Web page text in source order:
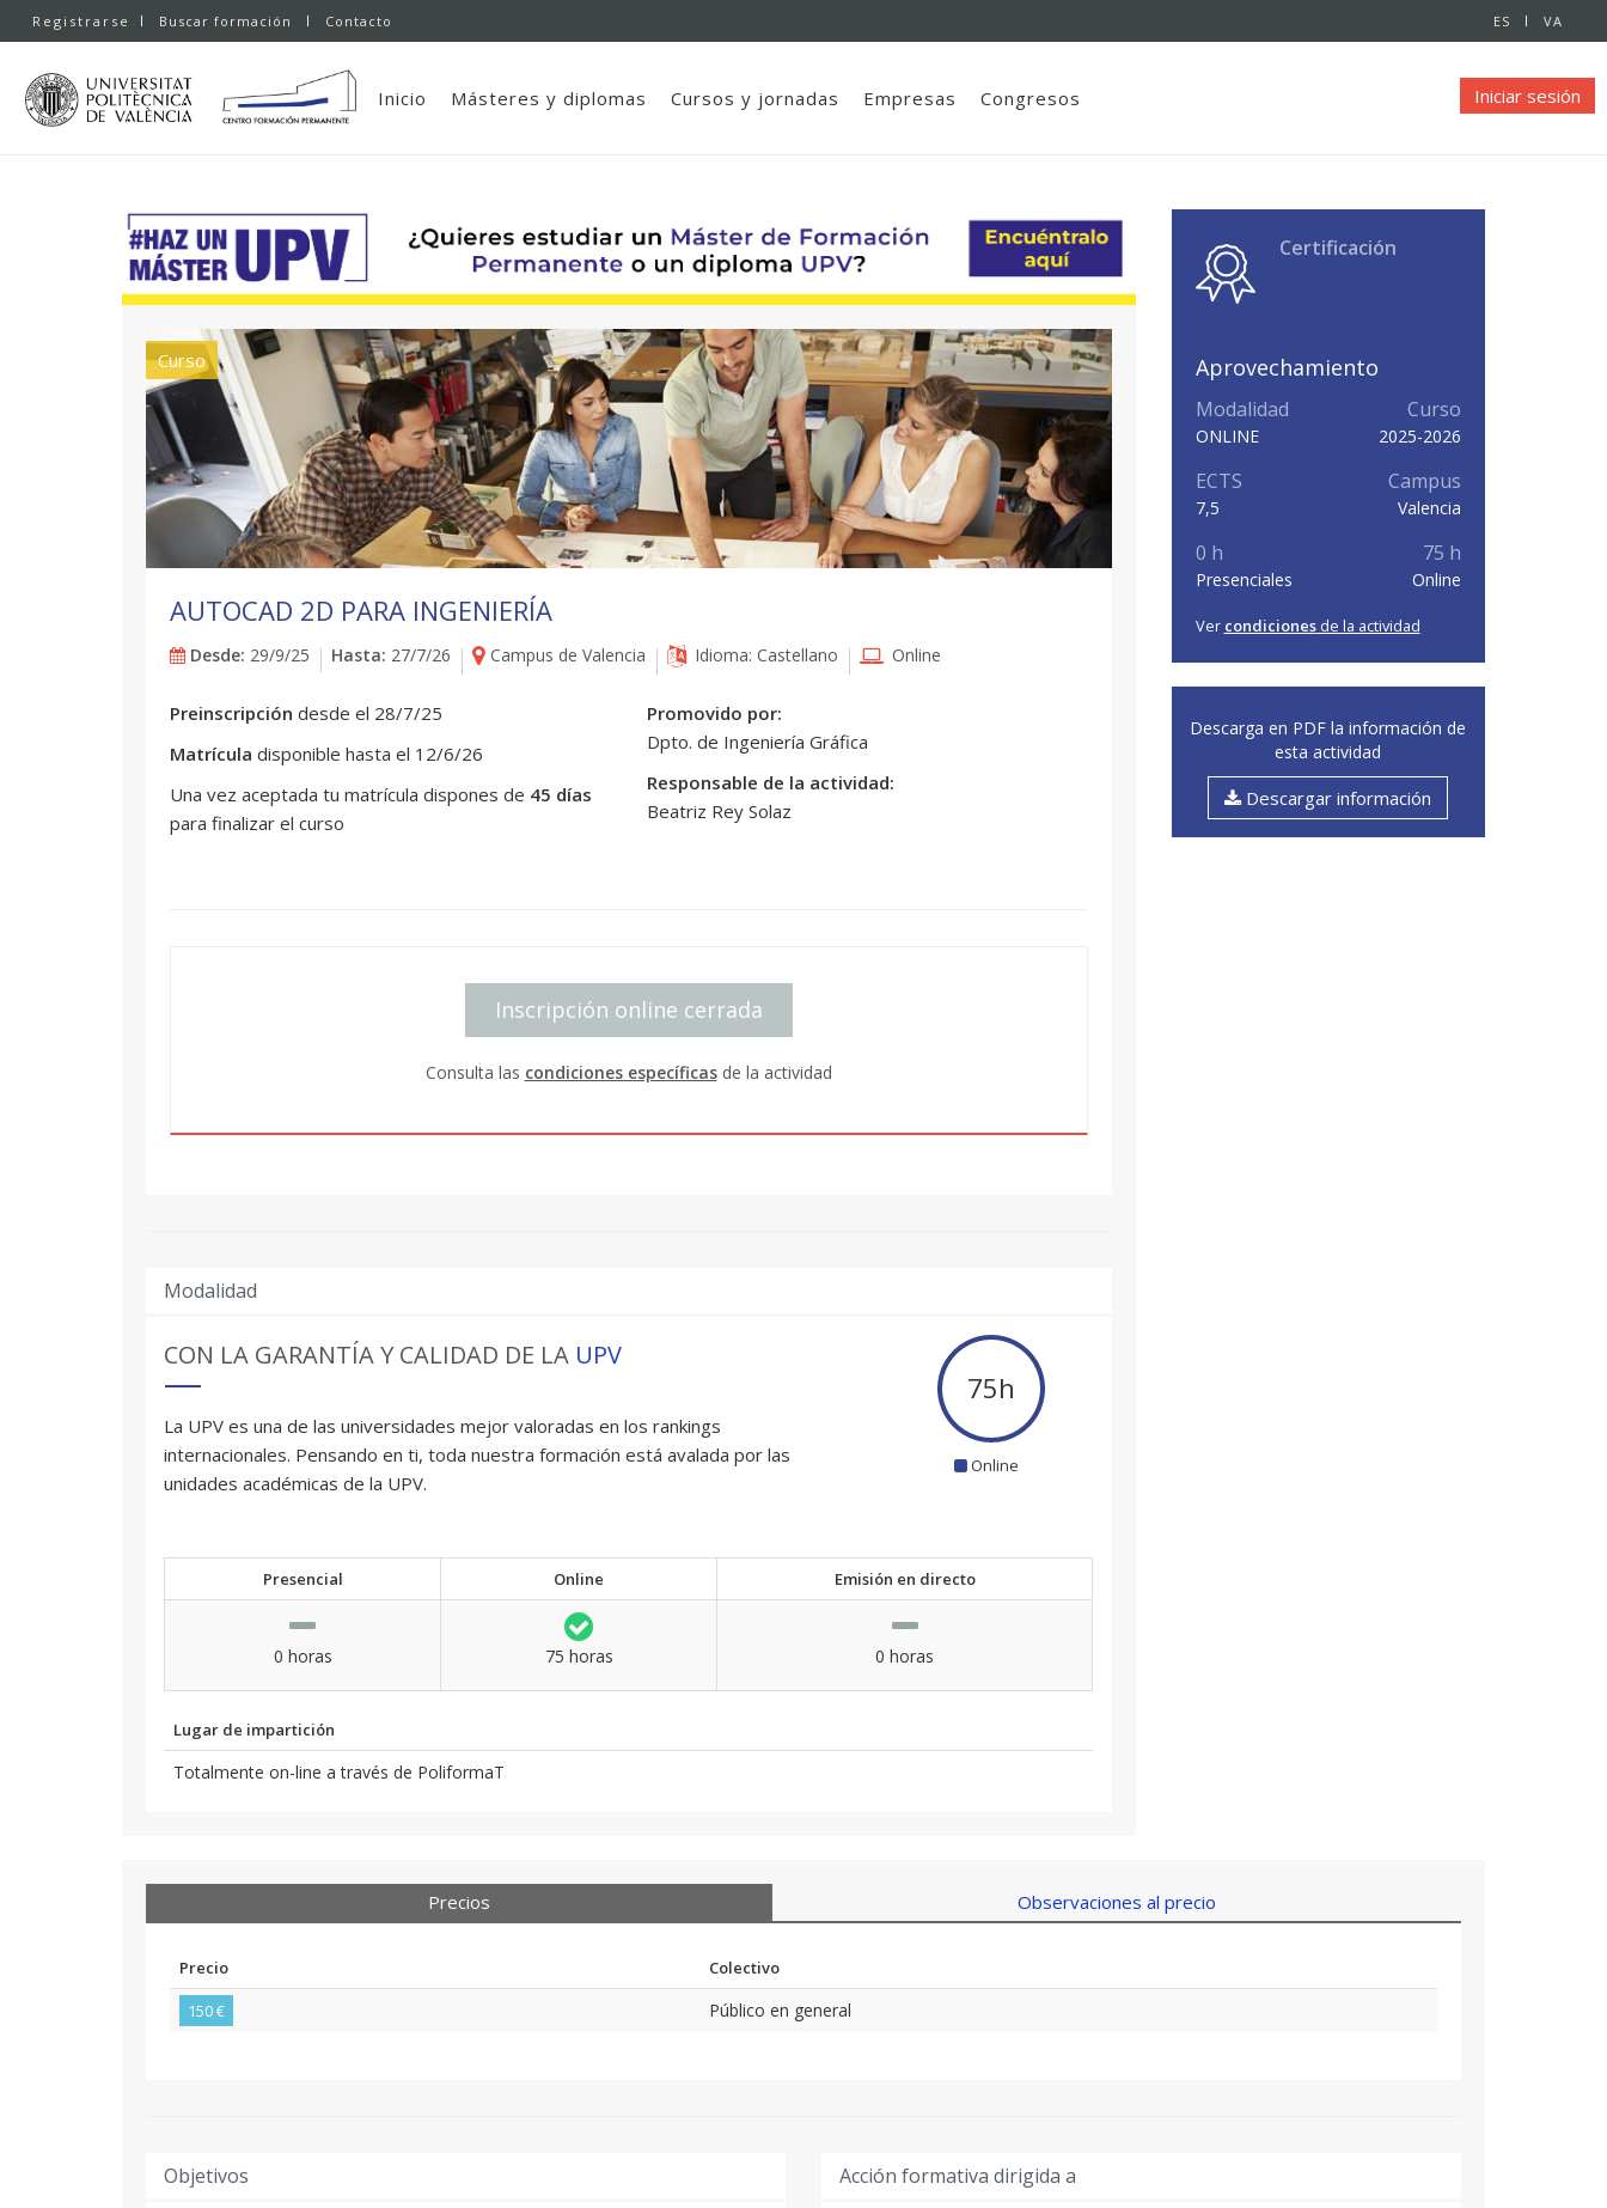
Registrarse Buscar formación Contacto ES VA
Iniciar sesión
Inicio Másteres y diplomas Cursos y jornadas Empresas Congresos
Curso
AUTOCAD 2D PARA INGENIERÍA
Desde: 29/9/25 Hasta: 27/7/26 Campus de Valencia Idioma: Castellano Online
Preinscripción desde el 28/7/25
Matrícula disponible hasta el 12/6/26
Una vez aceptada tu matrícula dispones de 45 días
para finalizar el curso
Promovido por:
Dpto. de Ingeniería Gráfica
Responsable de la actividad:
Beatriz Rey Solaz
Inscripción online cerrada
Consulta las condiciones específicasde la actividad
Modalidad
CON LA GARANTÍA Y CALIDAD DE LA UPV
La UPV es una de las universidades mejor valoradas en los rankings
internacionales. Pensando en ti, toda nuestra formación está avalada por las
unidades académicas de la UPV.
75h
Online
Presencial Online Emisión en directo
0 horas 75 horas 0 horas
Lugar de impartición
Totalmente on-line a través de PoliformaT
Certificación
Aprovechamiento
Modalidad
ONLINE
Curso
2025-2026
ECTS
7,5
Campus
Valencia
0 h
Presenciales
75 h
Online
Ver condicionesde la actividad
Descarga en PDF la información de
esta actividad
Descargar información
Precios Observaciones al precio
Precio
Colectivo
150 €
Público en general
Objetivos Acción formativa dirigida a